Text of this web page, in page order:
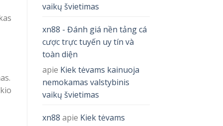
vaikų švietimas
xn88 - Đánh giá nền tảng cá
cược trực tuyến uy tín và
toàn diện
apie Kiek tėvams kainuoja
nemokamas valstybinis
vaikų švietimas
xn88 apie Kiek tėvams